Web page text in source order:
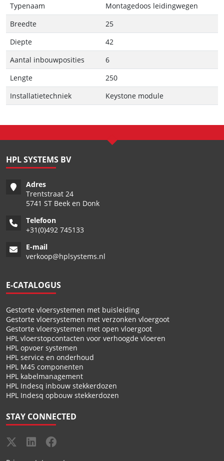
Typenaam
Montagedoos leidingwegen
Breedte
25
Diepte
42
Aantal inbouwposities
6
Lengte
250
Installatietechniek
Keystone module
HPL SYSTEMS BV
Adres
Trentstraat 24
5741 ST Beek en Donk
Telefoon
+31(0)492 745133
E-mail
verkoop@hplsystems.nl
E-CATALOGUS
Gestorte vloersystemen met buisleiding
Gestorte vloersystemen met verzonken vloergoot
Gestorte vloersystemen met open vloergoot
HPL vloerstopcontacten voor verhoogde vloeren
HPL opvoer systemen
HPL service en onderhoud
HPL M45 componenten
HPL kabelmanagement
HPL Indesq inbouw stekkerdozen
HPL Indesq opbouw stekkerdozen
STAY CONNECTED